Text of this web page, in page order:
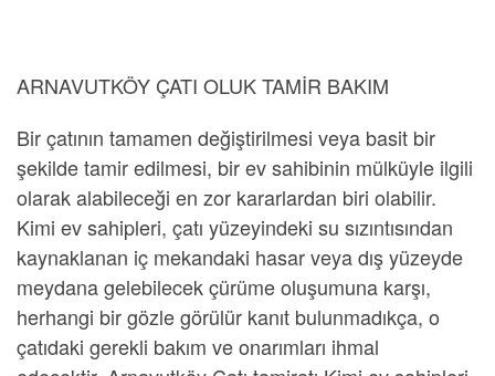
ARNAVUTKÖY ÇATI OLUK TAMİR BAKIM
Bir çatının tamamen değiştirilmesi veya basit bir
şekilde tamir edilmesi, bir ev sahibinin mülküyle ilgili
olarak alabileceği en zor kararlardan biri olabilir.
Kimi ev sahipleri, çatı yüzeyindeki su sızıntısından
kaynaklanan iç mekandaki hasar veya dış yüzeyde
meydana gelebilecek çürüme oluşumuna karşı,
herhangi bir gözle görülür kanıt bulunmadıkça, o
çatıdaki gerekli bakım ve onarımları ihmal